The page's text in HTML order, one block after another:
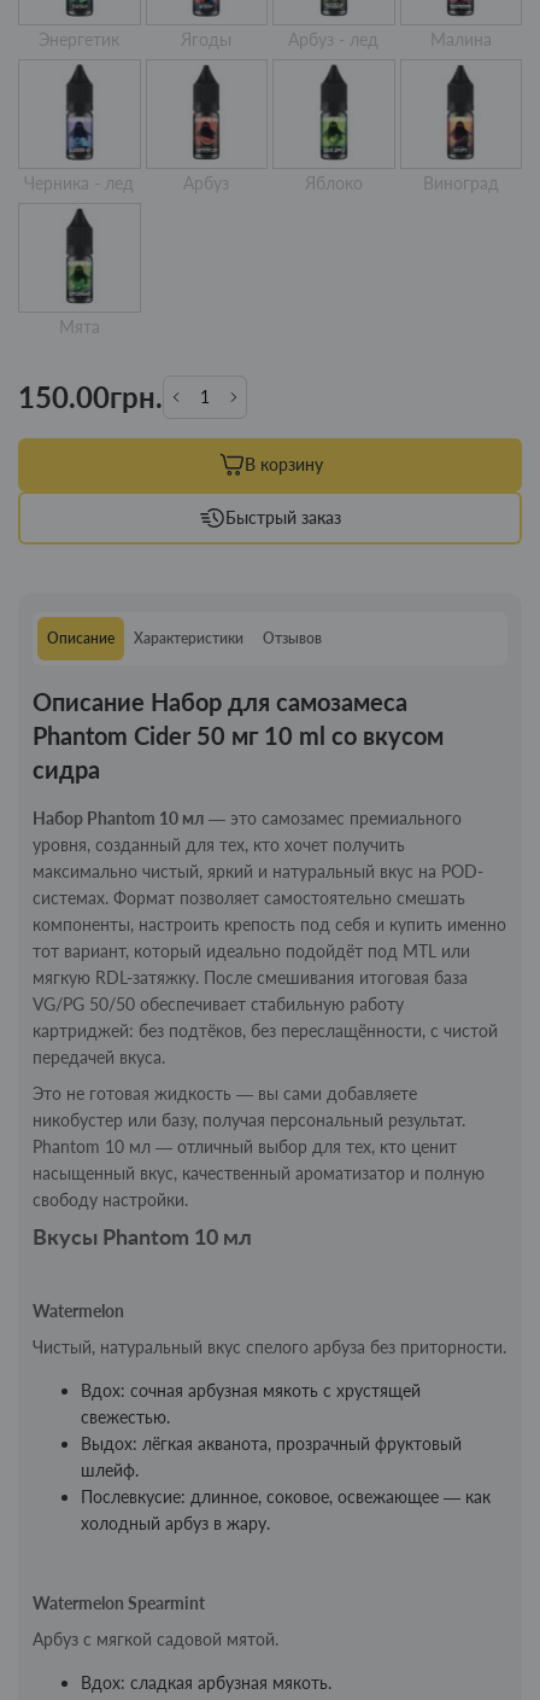
Энергетик Ягоды Арбуз - лед Малина
Черника - лед Арбуз Яблоко Виноград
Мята
150.00грн.
В корзину
Быстрый заказ
Описание Характеристики Отзывов
Описание Набор для самозамеса
Phantom Cider 50 мг 10 ml со вкусом
сидра
Набор Phantom 10 мл — это самозамес премиального
уровня, созданный для тех, кто хочет получить
максимально чистый, яркий и натуральный вкус на POD-
системах. Формат позволяет самостоятельно смешать
компоненты, настроить крепость под себя и купить именно
тот вариант, который идеально подойдёт под MTL или
мягкую RDL-затяжку. После смешивания итоговая база
VG/PG 50/50 обеспечивает стабильную работу
картриджей: без подтёков, без переслащённости, с чистой
передачей вкуса.
Это не готовая жидкость — вы сами добавляете
никобустер или базу, получая персональный результат.
Phantom 10 мл — отличный выбор для тех, кто ценит
насыщенный вкус, качественный ароматизатор и полную
свободу настройки.
Вкусы Phantom 10 мл
Watermelon
Чистый, натуральный вкус спелого арбуза без приторности.
Вдох: сочная арбузная мякоть с хрустящей
свежестью.
Выдох: лёгкая акванота, прозрачный фруктовый
шлейф.
Послевкусие: длинное, соковое, освежающее — как
холодный арбуз в жару.
Watermelon Spearmint
Арбуз с мягкой садовой мятой.
Вдох: сладкая арбузная мякоть.